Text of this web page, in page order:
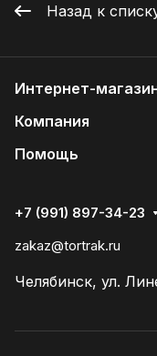
Назад к
Интернет-
Компания
Помощь
+7 (991) 897-34-23
zakaz@tortrak.ru
Челябинск, ул.